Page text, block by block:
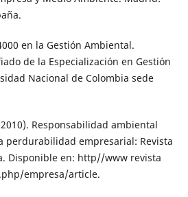
en la Gestión Ambiental.
de la Especialización en Gestión
Nacional de Colombia sede
Responsabilidad ambiental
perdurabilidad empresarial: Revista
Disponible en: http//www revista
empresa/article.